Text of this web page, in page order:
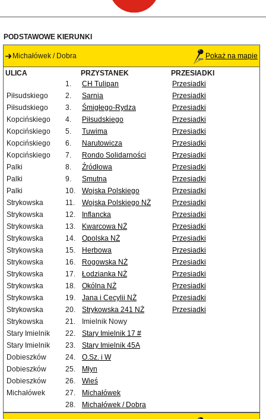
PODSTAWOWE KIERUNKI
Michałówek / Dobra Pokaż na mapie
ULICA PRZYSTANEK
PRZESIADKI
1.
CH Tulipan
Przesiadki
Piłsudskiego
2. Sarnia
Przesiadki
Piłsudskiego
3. Śmigłego-Rydza
Przesiadki
Kopcińskiego
4. Piłsudskiego
Przesiadki
Kopcińskiego
5. Tuwima
Przesiadki
Kopcińskiego
6. Narutowicza
Przesiadki
Kopcińskiego
7. Rondo Solidarności
Przesiadki
Palki
8. Źródłowa
Przesiadki
Palki
9. Smutna
Przesiadki
Palki
10. Wojska Polskiego
Przesiadki
Strykowska
11. Wojska Polskiego NŻ
Przesiadki
Strykowska
12. Inflancka
Przesiadki
Strykowska
13. Kwarcowa NŻ
Przesiadki
Strykowska
14. Opolska NŻ
Przesiadki
Strykowska
15. Herbowa
Przesiadki
Strykowska
16. Rogowska NŻ
Przesiadki
Strykowska
17. Łodzianka NŻ
Przesiadki
Strykowska
18. Okólna NŻ
Przesiadki
Strykowska
19. Jana i Cecylii NŻ
Przesiadki
Strykowska
20. Strykowska 241 NŻ
Przesiadki
Strykowska
21.
Imielnik Nowy
Stary Imielnik
22.
Stary Imielnik 17 #
Stary Imielnik
23.
Stary Imielnik 45A
Dobieszków
24.
O.Sz. i W
Dobieszków
25.
Młyn
Dobieszków
26.
Wieś
Michałówek
27.
Michałówek
28.
Michałówek / Dobra